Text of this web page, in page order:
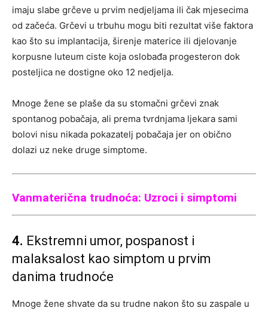
imaju slabe grčeve u prvim nedjeljama ili čak mjesecima
od začeća. Grčevi u trbuhu mogu biti rezultat više faktora
kao što su implantacija, širenje materice ili djelovanje
korpusne luteum ciste koja oslobađa progesteron dok
posteljica ne dostigne oko 12 nedjelja.
Mnoge žene se plaše da su stomačni grčevi znak
spontanog pobačaja, ali prema tvrdnjama ljekara sami
bolovi nisu nikada pokazatelj pobačaja jer on obično
dolazi uz neke druge simptome.
Vanmaterična trudnoća: Uzroci i simptomi
4. Ekstremni umor, pospanost i
malaksalost kao simptom u prvim
danima trudnoće
Mnoge žene shvate da su trudne nakon što su zaspale u